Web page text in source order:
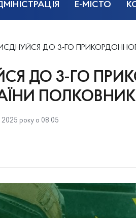
Е-МІСТО
ДО 3-ГО ПРИКОРДОННОГО ЗАГОНУ ІМ. ГЕРОЯ УКРАЇНИ ПОЛКОВНИКА ЄВГЕНІЯ ПІКУСА
ДО 3-ГО
2025 року о 08:05